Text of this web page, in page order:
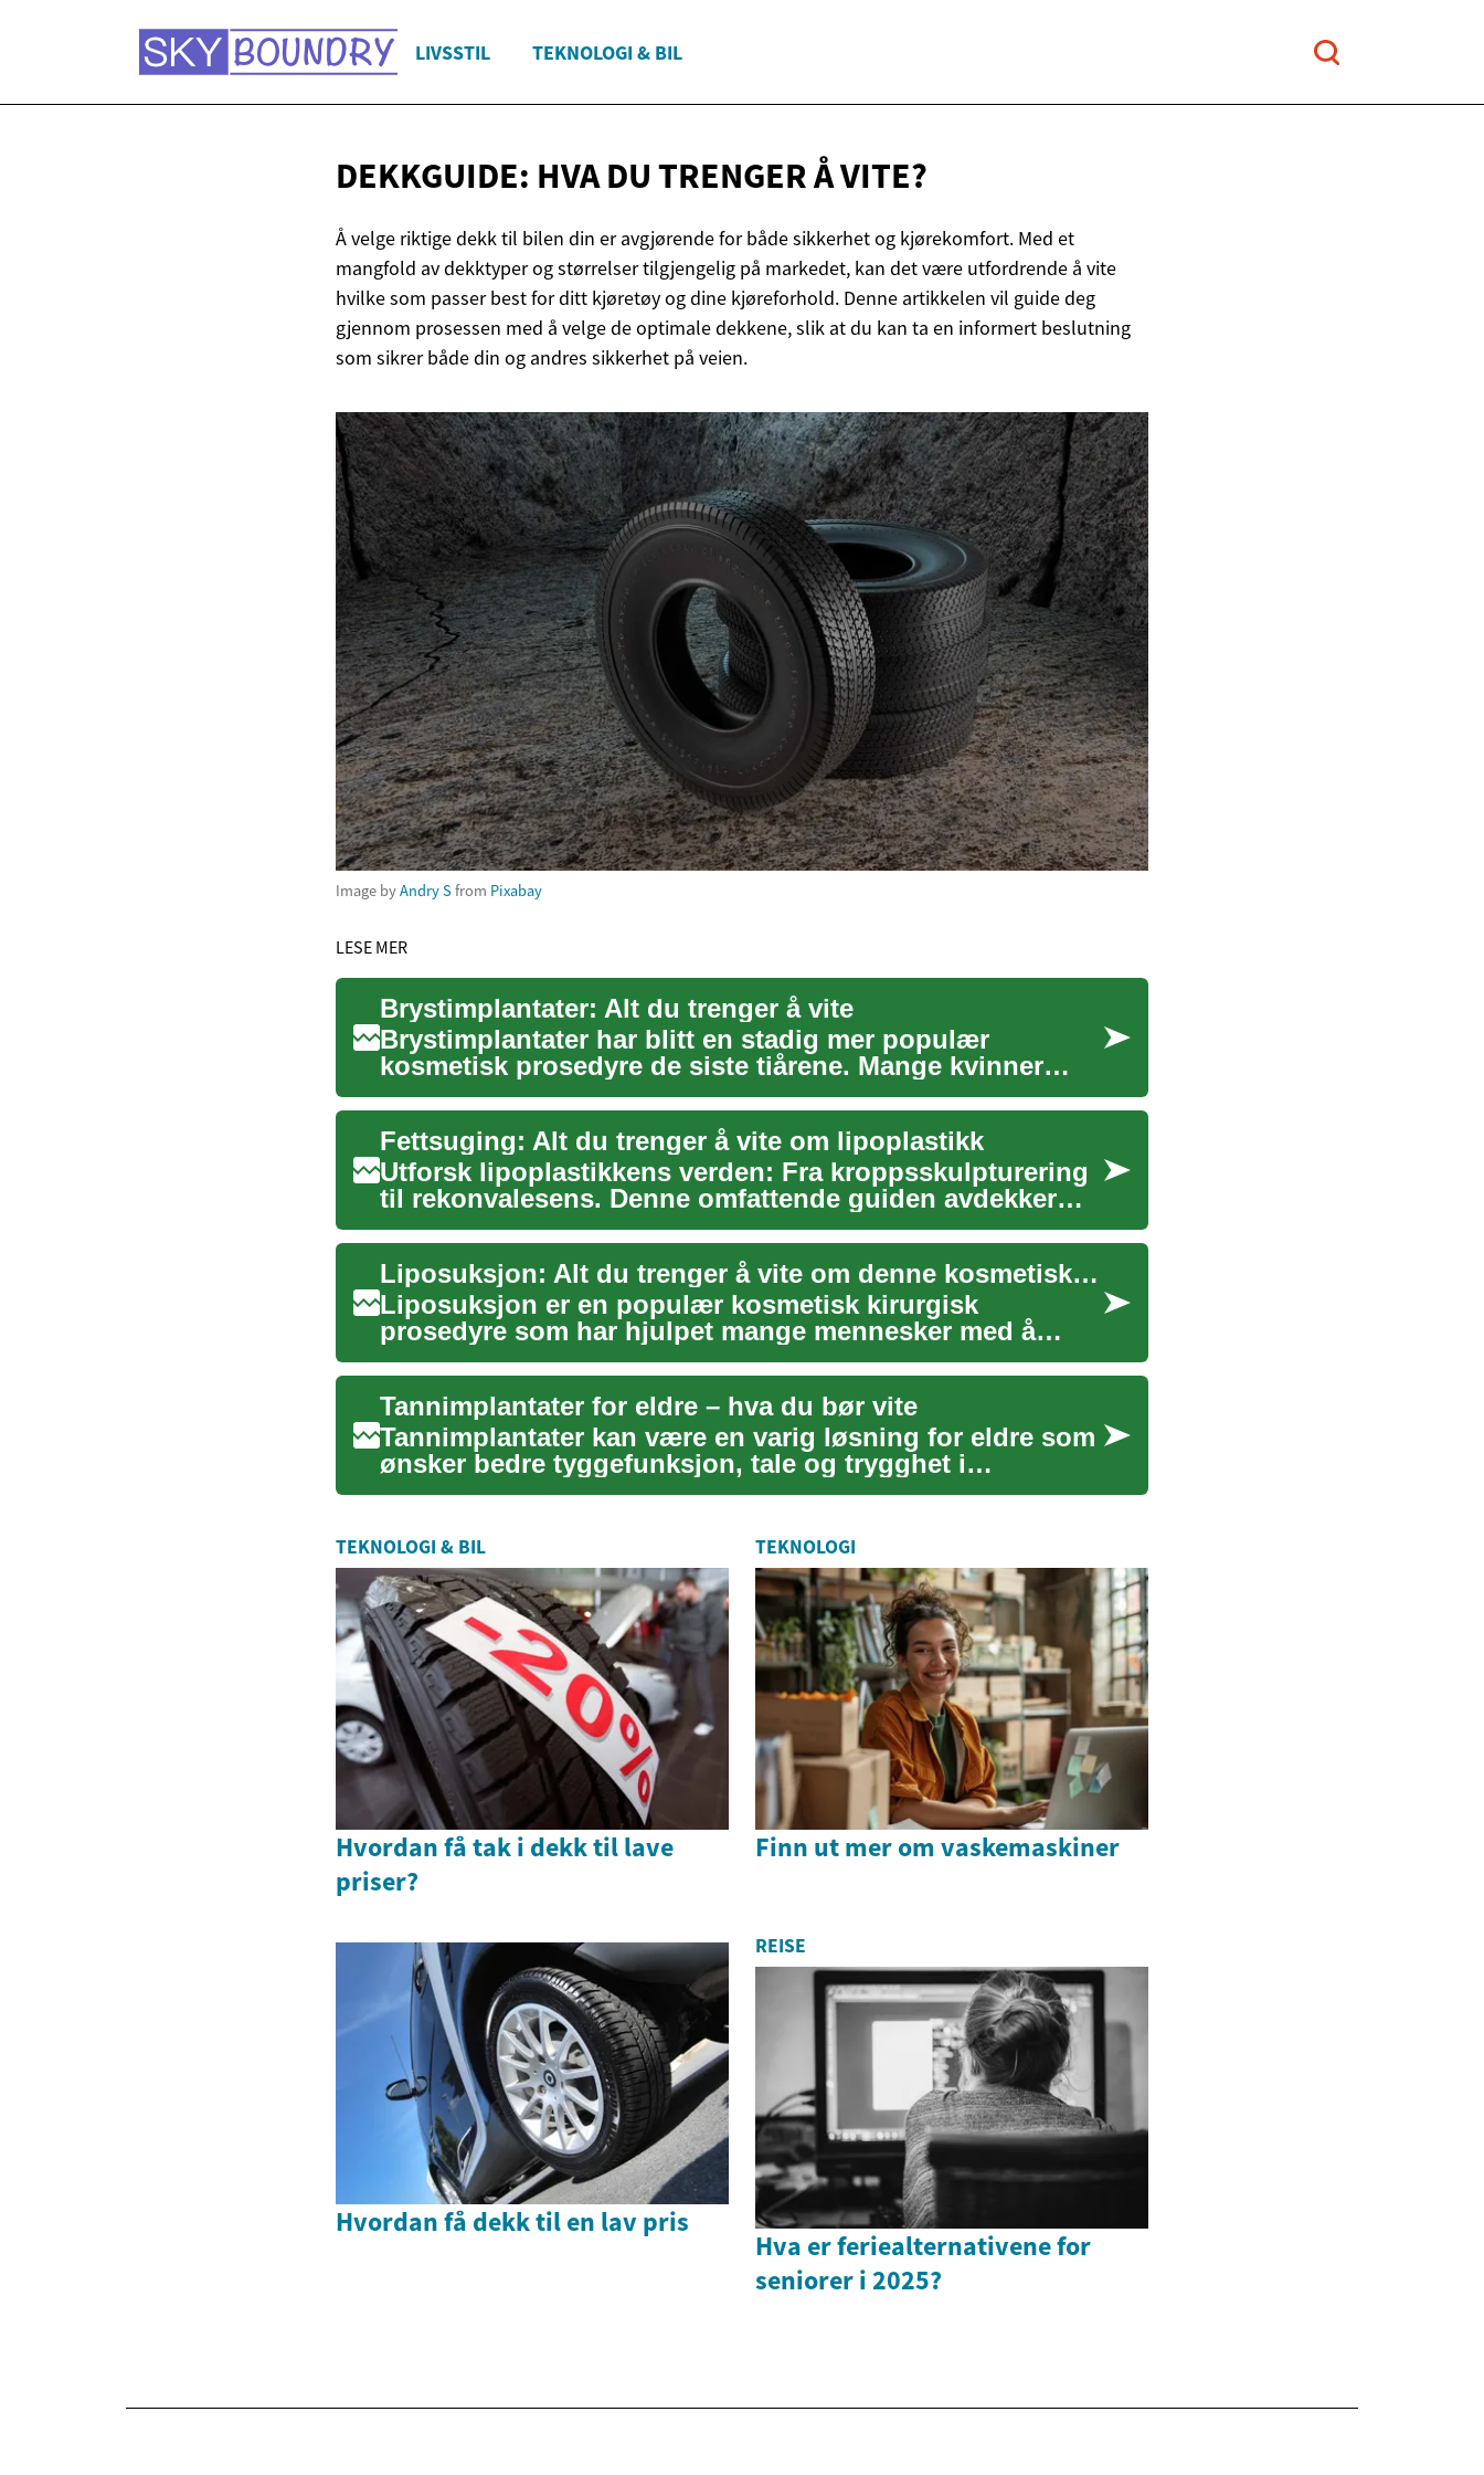
LIVSSTIL TEKNOLOGI & BIL
DEKKGUIDE: HVA DU TRENGERÅ VITE?
Å velge riktige dekk til bilen din er avgjørende for både sikkerhet og kjørekomfort. Med et
mangfold av dekktyper og størrelser tilgjengelig på markedet, kan det være utfordrende å vite
hvilke som passer best for ditt kjøretøy og dine kjøreforhold. Denne artikkelen vil guide deg
gjennom prosessen med å velge de optimale dekkene, slik at du kan ta en informert beslutning
som sikrer både din og andres sikkerhet på veien.
Image byAndry S from Pixabay
LESE MER
Brystimplantater: Alt du trenger å vite
Brystimplantater har blitt en stadig mer populær
kosmetisk prosedyre de siste tiårene. Mange kvinner
velger å gjennom...
Fettsuging: Alt du trenger å vite om lipoplastikk
Utforsk lipoplastikkens verden: Fra kroppsskulpturering
til rekonvalesens. Denne omfattende guiden avdekker
prosedyre...
Liposuksjon: Alt du trenger å vite om denne kosmetiske prosedyren
Liposuksjon er en populær kosmetisk kirurgisk
prosedyre som har hjulpet mange mennesker med å
forbedre kroppskonturen...
Tannimplantater for eldre – hva du bør vite
Tannimplantater kan være en varig løsning for eldre som
ønsker bedre tyggefunksjon, tale og trygghet i
hverdagen. For...
TEKNOLOGI & BIL
Hvordan få tak i dekk til lave
priser?
TEKNOLOGI
Finn ut mer om vaskemaskiner
Hvordan få dekk til en lav pris
REISE
Hva er feriealternativene for
seniorer i 2025?